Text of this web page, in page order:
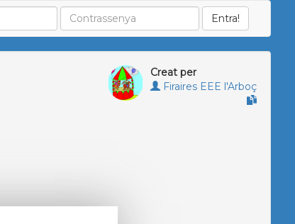
Creat per
Firaires EEE l'Arboç